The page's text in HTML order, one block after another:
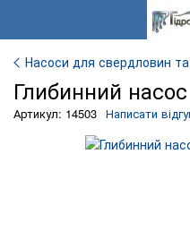
Насоси для свердловин та
Глибинний
Артикул: 14503 Написати